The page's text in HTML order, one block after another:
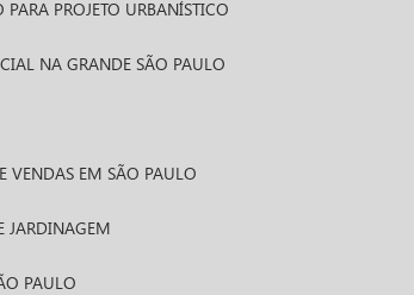
PARA PROJETO URBANÍSTICO
NA GRANDE SÃO PAULO
VENDAS EM SÃO PAULO
JARDINAGEM
PAULO